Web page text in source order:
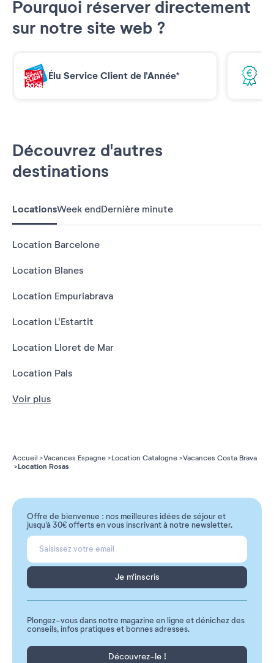
Pourquoi réserver directement
sur notre site web ?
Élu Service Client de l'Année*
Découvrez d'autres
destinations
LocationsWeek endDernière minute
Location Barcelone
Location Blanes
Location Empuriabrava
Location L'Estartit
Location Lloret de Mar
Location Pals
Voir plus
Accueil Vacances Espagne Location Catalogne Vacances Costa Brava
Location Rosas
Offre de bienvenue : nos meilleures idées de séjour et
jusqu'à 30€ offerts en vous inscrivant à notre newsletter.
Je m'inscris
Plongez-vous dans notre magazine en ligne et dénichez des
conseils, infos pratiques et bonnes adresses.
Découvrez-le !